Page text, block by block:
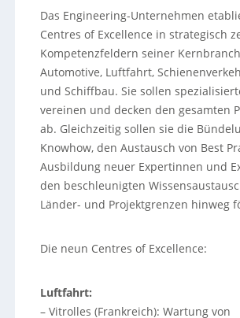
Das Engineering-Unternehmen
Centres of Excellence in strategisch
Kompetenzfeldern seiner
Automotive, Luftfahrt,
und Schiffbau. Sie sollen
vereinen und decken den gesamten
ab. Gleichzeitig sollen sie die
Knowhow, den Austausch von Best
Ausbildung neuer Expertinnen und
den beschleunigten
Länder- und Projektgrenzen hinweg
Die neun Centres of Excellence:
Luftfahrt:
– Vitrolles (Frankreich): Wartung von